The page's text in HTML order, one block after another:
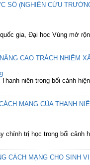
SỐ (NGHIÊN CỨU
gia, Đại học Vùng mở
CAO TRÁCH NHIỆM
niên trong bối cảnh
MẠNG CỦA THANH
chính trị học trong bối cảnh
CÁCH MẠNG CHO SINH